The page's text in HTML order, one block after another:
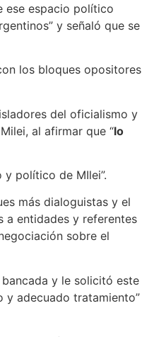
ese espacio político
y señaló que se
los bloques opositores
del oficialismo y
al afirmar que “lo
político de MIlei”.
más dialoguistas y el
a entidades y referentes
sobre el
y le solicitó este
y adecuado tratamiento”